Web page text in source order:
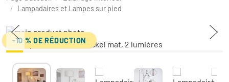
/ Lampadaires et Lampes sur pied
-10 % DE RÉDUCTION